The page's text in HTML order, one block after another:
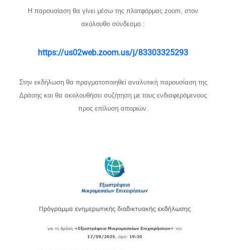
Η παρουσίαση θα γίνει μέσω της πλατφόρμας zoom, στον
ακόλουθο σύνδεσμο :
https://us02web.zoom.us/j/83303325293
Στην εκδήλωση θα πραγματοποιηθεί αναλυτική παρουσίαση της
Δράσης και θα ακολουθήσει συζήτηση με τους ενδιαφερόμενους
προς επίλυση αποριών.